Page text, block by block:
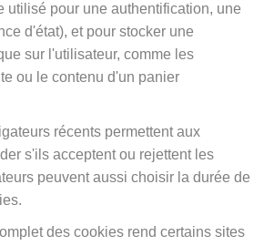
utilisé pour une authentification, une
d'état), et pour stocker une
sur l'utilisateur, comme les
ou le contenu d'un panier
récents permettent aux
s'ils acceptent ou rejettent les
peuvent aussi choisir la durée de
des cookies rend certains sites